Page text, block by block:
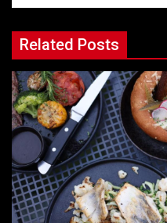
Related Posts